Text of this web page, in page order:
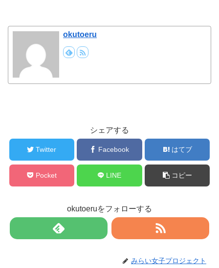
okutoeru
シェアする
Twitter Facebook はてブ
Pocket LINE コピー
okutoeruをフォローする
みらい女子プロジェクト